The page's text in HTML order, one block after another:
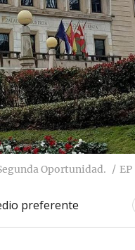
Oportunidad. EP
preferente